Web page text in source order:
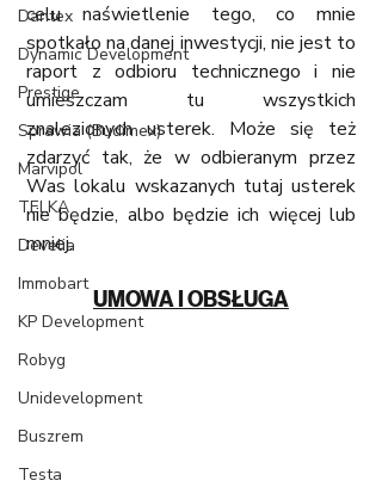
Dantex
Dynamic Development
Prestige
Sprawia (Budimex)
Marvipol
TELKA
Develia
Immobart
KP Development
Robyg
Unidevelopment
Buszrem
Testa
celu naświetlenie tego, co mnie
spotkało na danej inwestycji, nie jest to
raport z odbioru technicznego i nie
umieszczam tu wszystkich
znalezionych usterek. Może się też
zdarzyć tak, że w odbieranym przez
Was lokalu wskazanych tutaj usterek
nie będzie, albo będzie ich więcej lub
mniej.
UMOWA I OBSŁUGA